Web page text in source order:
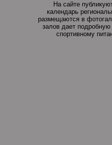
На сайте
календарь
размещаются в
залов дает
спортивному